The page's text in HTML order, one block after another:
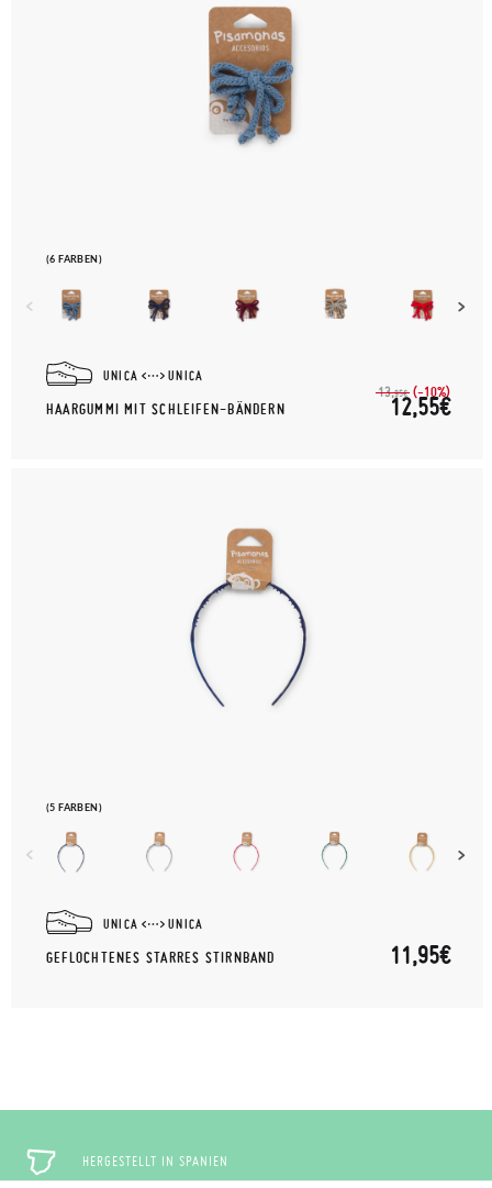
(6 FARBEN)
UNICA UNICA
HAARGUMMI MIT SCHLEIFEN-BÄNDERN
13,95€ (-10%)
12,55€
(5 FARBEN)
UNICA UNICA
GEFLOCHTENES STARRES STIRNBAND 11,95€
HERGESTELLT IN SPANIEN